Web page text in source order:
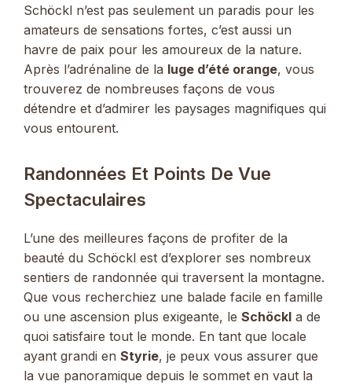
Schöckl n’est pas seulement un paradis pour les
amateurs de sensations fortes, c’est aussi un
havre de paix pour les amoureux de la nature.
Après l’adrénaline de la luge d’été orange, vous
trouverez de nombreuses façons de vous
détendre et d’admirer les paysages magnifiques qui
vous entourent.
Randonnées Et Points De Vue
Spectaculaires
L’une des meilleures façons de profiter de la
beauté du Schöckl est d’explorer ses nombreux
sentiers de randonnée qui traversent la montagne.
Que vous recherchiez une balade facile en famille
ou une ascension plus exigeante, le Schöckl a de
quoi satisfaire tout le monde. En tant que locale
ayant grandi en Styrie, je peux vous assurer que
la vue panoramique depuis le sommet en vaut la